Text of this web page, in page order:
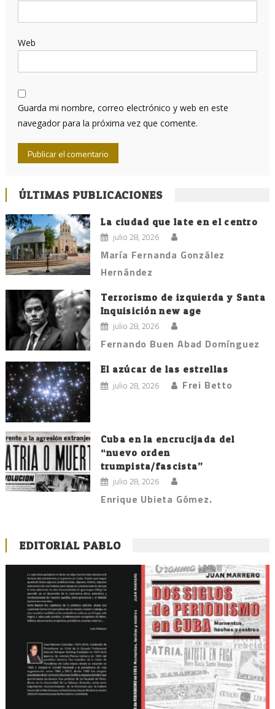
Web
Guarda mi nombre, correo electrónico y web en este
navegador para la próxima vez que comente.
ÚLTIMAS PUBLICACIONES
La ciudad que late en el centro
julio 28, 2026
María Fernanda González
Hernández
Terrorismo de izquierda y Santa
Inquisición new age
julio 28, 2026
Fernando Buen Abad Domínguez
El azúcar de las estrellas
julio 28, 2026 Frei Betto
Cuba en la encrucijada del
“nuevo orden
trumpista/fascista”
julio 28, 2026
Enrique Ubieta Gómez.
EDITORIAL PABLO